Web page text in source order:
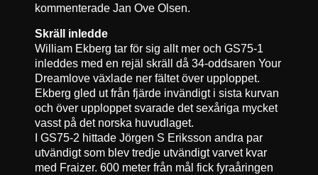
kommenterade Jan Ove Olsen.
Skräll inledde
William Ekberg tar för sig allt mer och GS75-1
inleddes med en rejäl skräll då 34-oddsaren Your
Dreamlove växlade ner fältet över upploppet.
Ekberg gled ut från fjärde invändigt i sista kurvan
och över upploppet svarade det sexåriga mycket
vasst på det norska huvudlaget.
I GS75-2 hittade Jörgen S Eriksson andra par
utvändigt som blev tredje utvändigt varvet kvar
med Fraizer. 600 meter från mål fick fyraåringen